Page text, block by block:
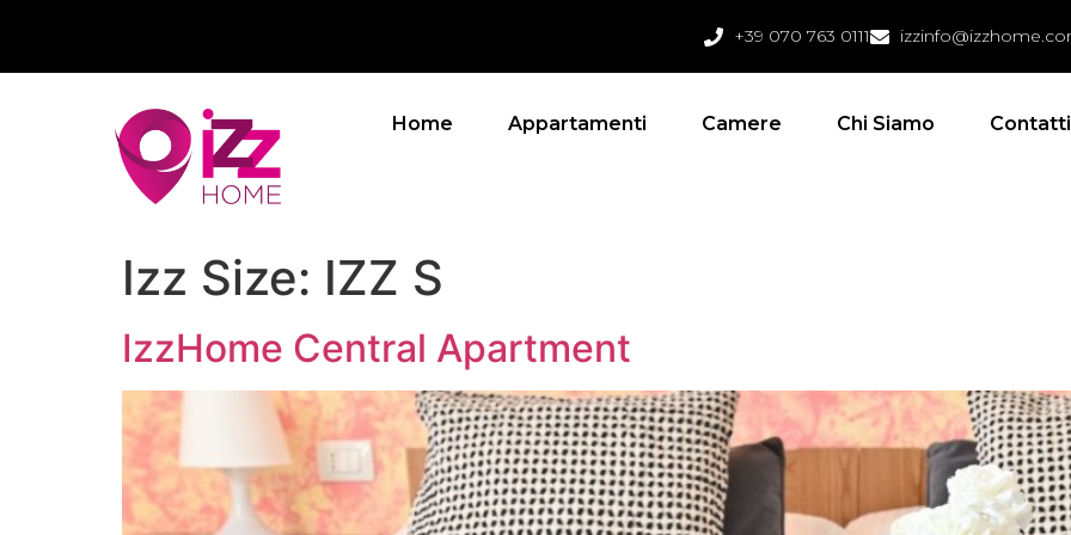
+39 070 763 0111
Home Appartamenti Camere Chi Siamo Contatti
Izz Size: IZZ S
IzzHome Central Apartment